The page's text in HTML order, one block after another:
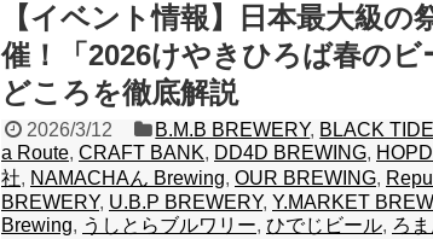
【イベント情報】日本最大級の
催！「2026けやきひろば春のビ
どころを徹底解説
2026/3/12 B.M.B BREWERY, BLACK
a Route, CRAFT BANK, DD4D BREWING,
社, NAMACHAん Brewing, OUR BREWING,
BREWERY, U.B.P BREWERY, Y.MARKET
Brewing, うしとらブルワリー, ひでじビール, ろ